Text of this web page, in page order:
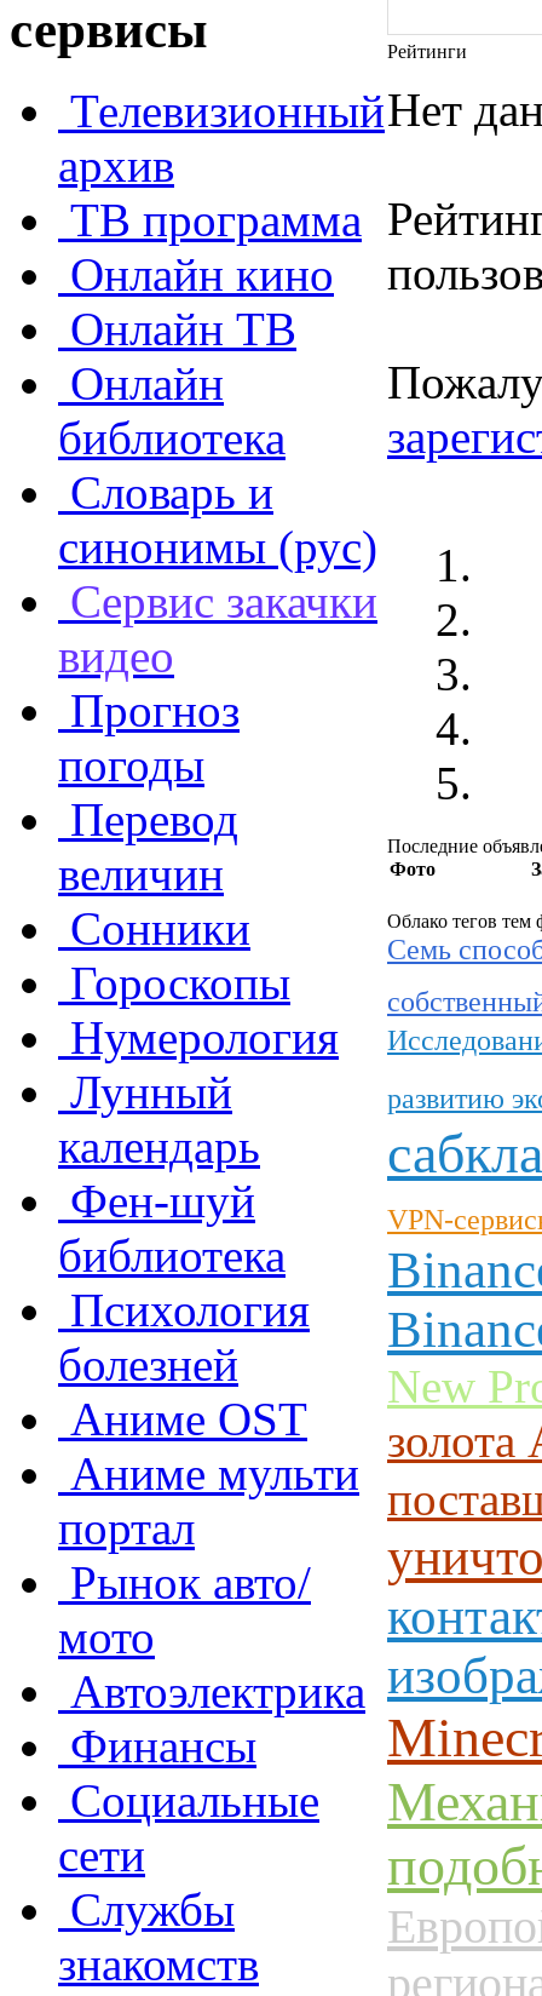
сервисы
Телевизионный
архив
ТВ программа
Онлайн кино
Онлайн ТВ
Онлайн
библиотека
Словарь и
синонимы (рус)
Сервис закачки
видео
Прогноз
погоды
Перевод
величин
Сонники
Гороскопы
Нумерология
Лунный
календарь
Фен-шуй
библиотека
Психология
болезней
Аниме OST
Аниме мульти
портал
Рынок авто/
мото
Автоэлектрика
Финансы
Социальные
сети
Службы
знакомств
Рейтинги
Нет
Последние
Фото
Облако тегов тем
Семь
развитию
VPN-
New